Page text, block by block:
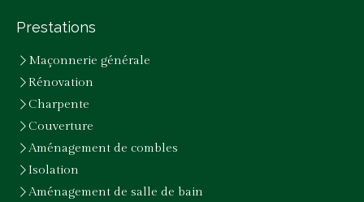
Prestations
Maçonnerie générale
Rénovation
Charpente
Couverture
Aménagement de combles
Isolation
Aménagement de salle de bain